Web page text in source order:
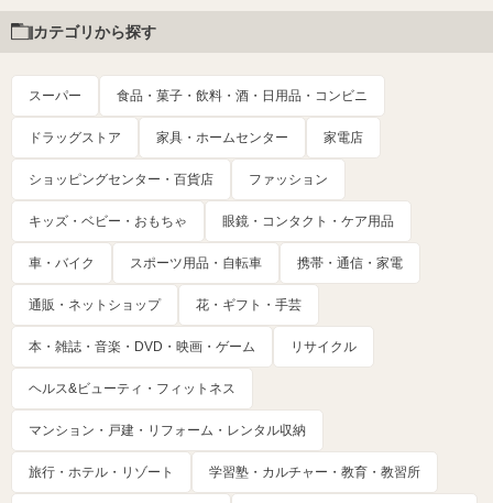
カテゴリから探す
スーパー 食品・菓子・飲料・酒・日用品・コンビニ
ドラッグストア 家具・ホームセンター 家電店
ショッピングセンター・百貨店 ファッション
キッズ・ベビー・おもちゃ 眼鏡・コンタクト・ケア用品
車・バイク スポーツ用品・自転車 携帯・通信・家電
通販・ネットショップ 花・ギフト・手芸
本・雑誌・音楽・DVD・映画・ゲーム リサイクル
ヘルス&ビューティ・フィットネス
マンション・戸建・リフォーム・レンタル収納
旅行・ホテル・リゾート 学習塾・カルチャー・教育・教習所